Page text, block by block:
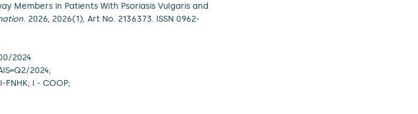
Members in Patients With Psoriasis Vulgaris and
. 2026, 2026(1), Art No. 2136373. ISSN 0962-
2024
2024;
FNHK; I - COOP;